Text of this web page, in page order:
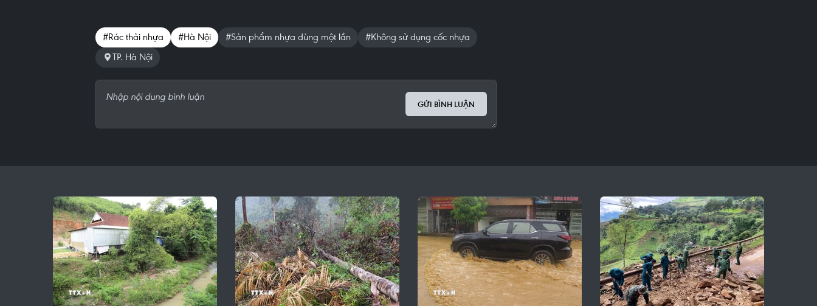
#Rác thải nhựa #Hà Nội #Sản phẩm nhựa dùng một lần
#Không sử dụng cốc nhựa
TP. Hà Nội
GỬI BÌNH LUẬN